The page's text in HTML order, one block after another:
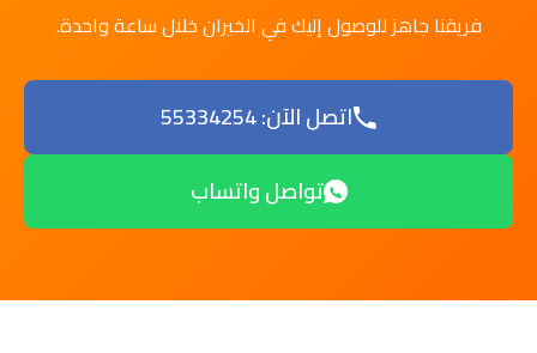
فريقنا جاهز للوصول إليك في الخيران خلال ساعة واحدة.
اتصل الآن: 55334254
تواصل واتساب